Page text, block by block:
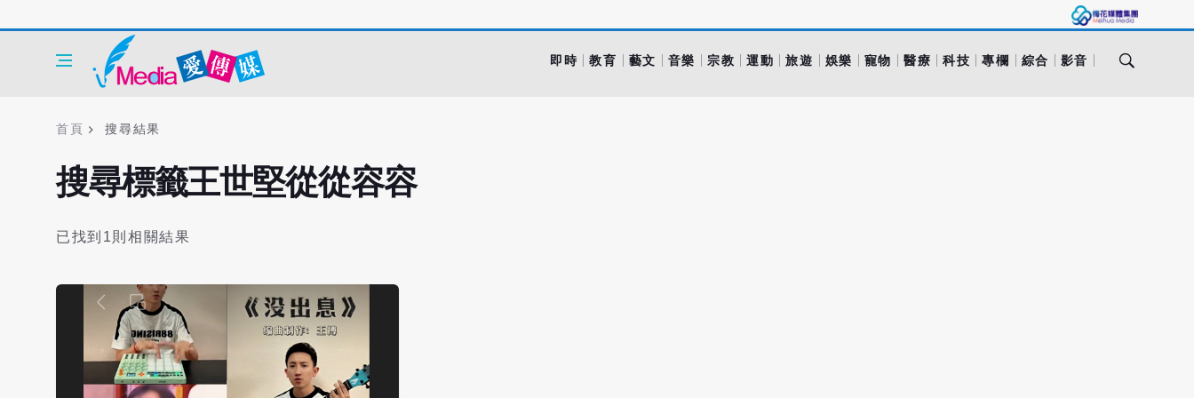
即時 教育 藝文 音樂 宗教 運動 旅遊 娛樂 寵物 醫療 科技 專欄 綜合 影音
首頁 搜尋結果
搜尋標籤王世堅從從容容
已找到1則相關結果